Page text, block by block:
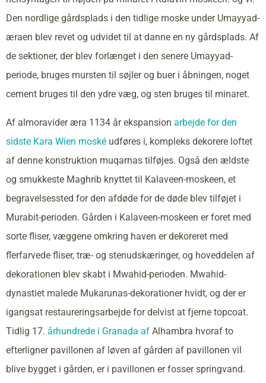
Den nordlige gårdsplads i den tidlige moske under Umayyad-
æraen blev revet og udvidet til at danne en ny gårdsplads. Af
de sektioner, der blev forlænget i den senere Umayyad-
periode, bruges mursten til søjler og buer i åbningen, noget
cement bruges til den ydre væg, og sten bruges til minaret.
Af almoravider æra 1134 år ekspansion arbejde for den
sidste Kara Wien moské udføres i, kompleks dekorere loftet
af denne konstruktion muqarnas tilføjes. Også den ældste
og smukkeste Maghrib knyttet til Kalaveen-moskeen, et
begravelsessted for den afdøde for de døde blev tilføjet i
Murabit-perioden. Gården i Kalaveen-moskeen er foret med
sorte fliser, væggene omkring haven er dekoreret med
flerfarvede fliser, træ- og stenudskæringer, og hoveddelen af
dekorationen blev skabt i Mwahid-perioden. Mwahid-
dynastiet malede Mukarunas-dekorationer hvidt, og der er
igangsat restaureringsarbejde for delvist at fjerne topcoat.
Tidlig 17. århundrede i Granada af Alhambra hvoraf to
efterligner pavillonen af løven af gården af pavillonen vil
blive bygget i gården, er i pavillonen er fosser springvand.